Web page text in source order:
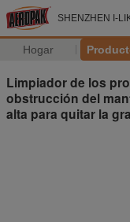
SHENZHEN I-
Hogar
Limpiador de los
obstrucción del
alta para quitar la